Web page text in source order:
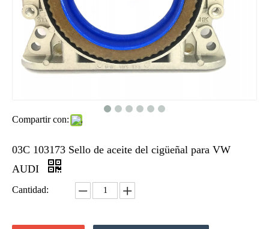
Compartir con:
03C 103173 Sello de aceite del cigüeñal para VW
AUDI
Cantidad: